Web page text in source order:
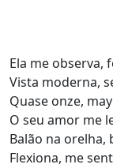
Ela me observa,
Vista moderna,
Quase onze,
O seu amor me
Balão na orelha,
Flexiona, me